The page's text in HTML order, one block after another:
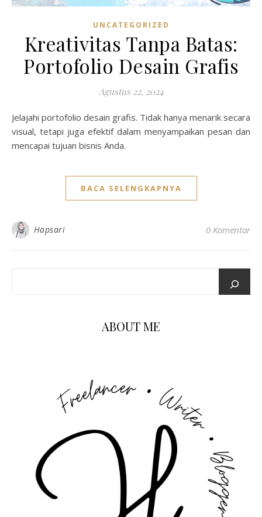
UNCATEGORIZED
Kreativitas Tanpa Batas:
Portofolio Desain Grafis
Agustus 22, 2024
Jelajahi portofolio desain grafis. Tidak hanya menarik secara
visual, tetapi juga efektif dalam menyampaikan pesan dan
mencapai tujuan bisnis Anda.
BACA SELENGKAPNYA
Hapsari 0 Komentar
ABOUT ME